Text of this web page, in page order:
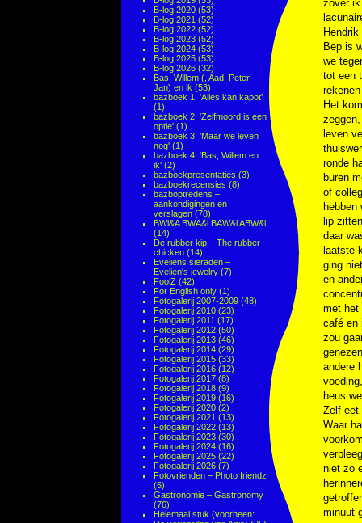
B-log 2020 (53)
B-log 2021 (52)
B-log 2022 (52)
B-log 2023 (52)
B-log 2024 (53)
B-log 2025 (53)
B-log 2026 (32)
Bas, Willem (, Aad, Peter-
Jan) en ik (53)
bazboek 1: 'Alles kan kapot'
(1)
bazboek 2: 'Zelfmoord is een
optie' (1)
bazboek 3: 'Maar we leven
nog' (1)
bazboek 4: 'Bas, Willem en
ik' (2)
bazboekpresentaties (3)
bazboekrecensies (8)
bazboptredens –
aankondigingen en
verslagen (78)
BWi&A BWA&i BAW&i ABW&i
(14)
De rubber kip – The rubber
chicken (14)
Eveliens sieraden –
Evelien's jewelry (7)
FoolZ (42)
For English only (1)
Fotogalerij 2007-2009 (48)
Fotogalerij 2010 (23)
Fotogalerij 2011 (17)
Fotogalerij 2012 (50)
Fotogalerij 2013 (46)
Fotogalerij 2014 (29)
Fotogalerij 2015 (33)
Fotogalerij 2016 (12)
Fotogalerij 2017 (8)
Fotogalerij 2018 (9)
Fotogalerij 2019 (16)
Fotogalerij 2020 (2)
Fotogalerij 2021 (13)
Fotogalerij 2022 (13)
Fotogalerij 2023 (30)
Fotogalerij 2024 (16)
Fotogalerij 2025 (22)
Fotogalerij 2026 (7)
Fotovrienden – Photo friendz
(5)
Gastronomie – Gastronomy
(76)
Helemaal stuk (voorheen:
zover
Bep is
we
tot een
Het
leven
ronde
buren
of
lip
daar
laatste
ging
en
met het
café en
zou
andere
heus
Zelf eet
Waar
niet zo
minuut